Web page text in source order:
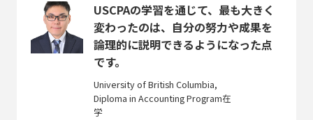
USCPAの学習を通じて、最も大きく
変わったのは、自分の努力や成果を
論理的に説明できるようになった点
です。
University of British Columbia,
Diploma in Accounting Program在
学